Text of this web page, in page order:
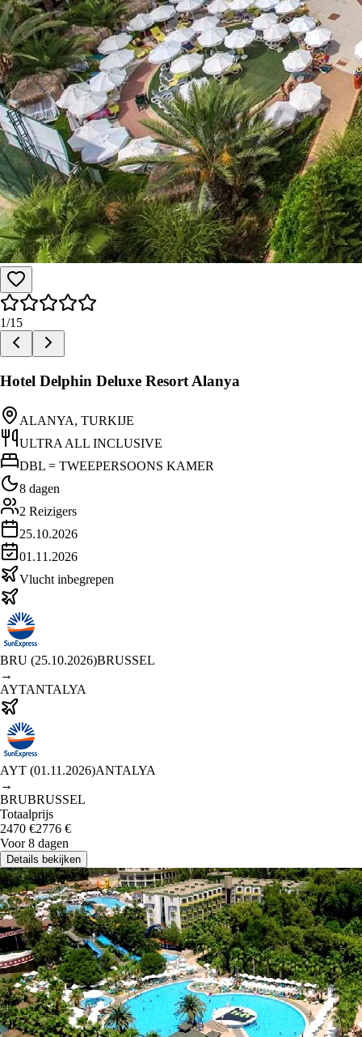
1/15
Hotel Delphin Deluxe Resort Alanya
ALANYA, TURKIJE
ULTRA ALL INCLUSIVE
DBL = TWEEPERSOONS KAMER
8 dagen
2 Reizigers
25.10.2026
01.11.2026
Vlucht inbegrepen
BRU (25.10.2026)BRUSSEL
→
AYTANTALYA
AYT (01.11.2026)ANTALYA
→
BRUBRUSSEL
Totaalprijs
2470 €2776 €
Voor 8 dagen
Details bekijken